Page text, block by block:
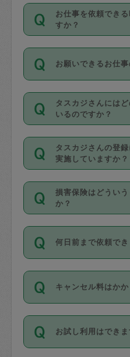
丈夫です。
デビットカード・
リカ、au
銀行振込や現金払
なお、タスカジさ
金のご請求と合わ
動計算で表示され
す。
定期の最低利用回
りに、一定数を超
（例：毎週定期の
ンセルが有償（
は２回以上のキャ
交通費は依頼料金
料金のご請求と合
ます。交通費の金
お仕事を依頼でき
すか？
時間帯は3種類あ
たり３時間です。
・ＡＭ ９時～
・ＰＭ １３時～
・夜 １８時～
開始時間を２時間
能です。依頼送信
んにメッセージを
い。ただし、２時
時間も被らない場
お願いできるお仕
掃除、整理収納、
作り置きです。タ
きる仕事の範囲が
する前にタスカジ
確認してください。
基本的に、高所で
外での作業は対象
タスカジさんには
いるのですか？
主婦として長年の
方、栄養士・調理
育園や学校の給食
係の専門職に従事
すでにハウスキー
てお仕事をしてい
社員など様々なバ
登録しています。
日本語も話せる方
ールに記載してい
タスカジさんの登
実施していますか？
応募の際に、各自
を行っています。
写真提出をしてい
確認しています。
ング動画を使った
現場トライアルを
ジさんが活動され
※テストセンター
損害保険はどうい
か？
依頼者とタスカジ
を通して成立した
適用されます。作
です。作業中に物
をさせたりした場
す。
何日前まで依頼でき
ご依頼は、現在を
以降）の日時から
す。
タスカジさんへ「
可能です。
キャンセル料はか
キャンセル料には
す。
お試し利用はできま